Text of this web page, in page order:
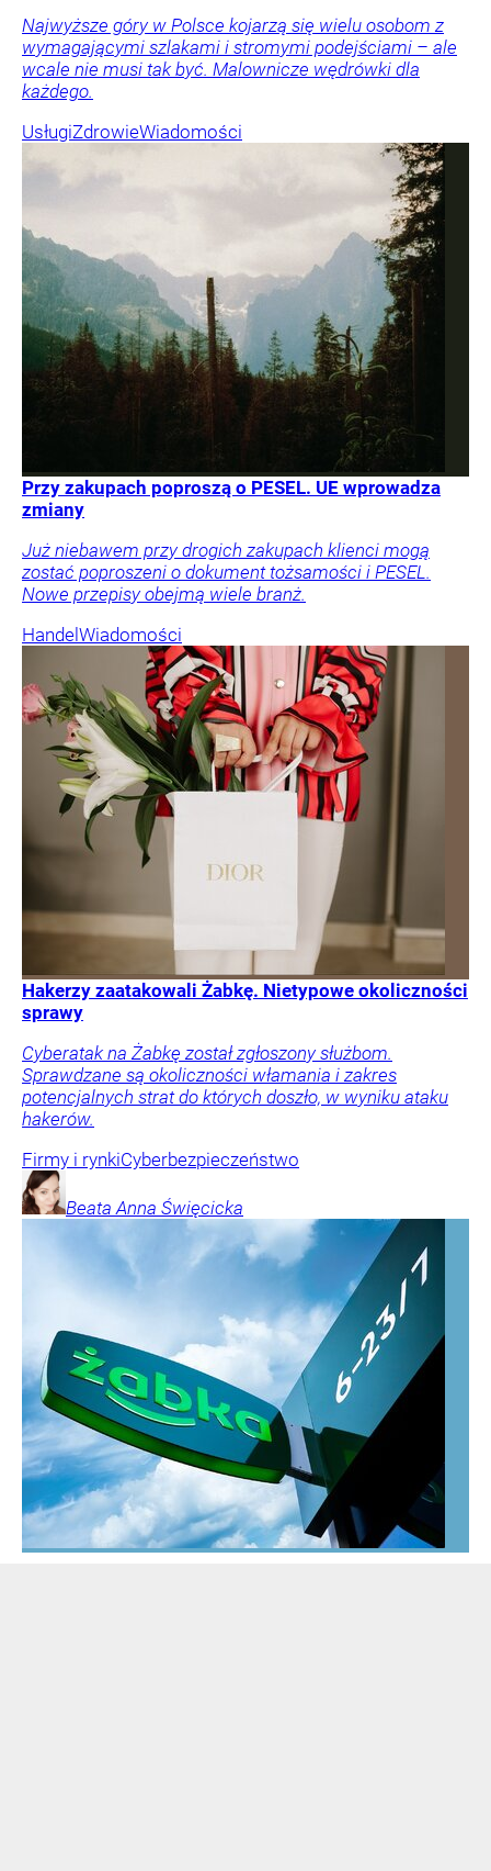
Najwyższe góry w Polsce kojarzą się wielu osobom z
wymagającymi szlakami i stromymi podejściami – ale
wcale nie musi tak być. Malownicze wędrówki dla
każdego.
UsługiZdrowieWiadomości
Przy zakupach poproszą o PESEL. UE wprowadza
zmiany
Już niebawem przy drogich zakupach klienci mogą
zostać poproszeni o dokument tożsamości i PESEL.
Nowe przepisy obejmą wiele branż.
Handel Wiadomości
Hakerzy zaatakowali Żabkę. Nietypowe okoliczności
sprawy
Cyberatak na Żabkę został zgłoszony służbom.
Sprawdzane są okoliczności włamania i zakres
potencjalnych strat do których doszło, w wyniku ataku
hakerów.
Firmy i rynkiCyberbezpieczeństwo
Beata Anna Święcicka